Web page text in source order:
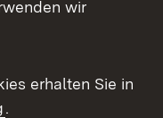
wir
erhalten Sie in
.